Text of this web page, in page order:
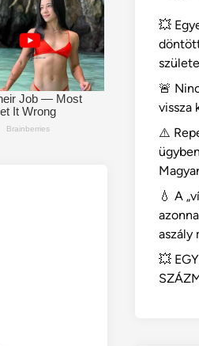
💥
🚨
vissza
⚠️
💧 A
aszály
💥